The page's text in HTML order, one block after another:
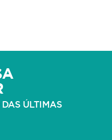
DAS ÚLTIMAS